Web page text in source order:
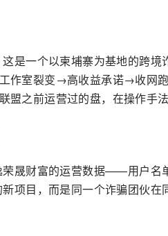
是一个以柬埔寨为基地的跨境
作室裂变→高收益承诺→收网跑
之前运营过的盘，在操作手法
荣晟财富的运营数据——用户
项目，而是同一个诈骗团伙在